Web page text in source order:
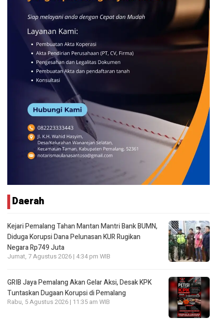
Daerah
Kejari Pemalang Tahan Mantan Mantri Bank BUMN,
Diduga Korupsi Dana Pelunasan KUR Rugikan
Negara Rp749 Juta
Jumat, 7 Agustus 2026 | 4:34 pm WIB
GRIB Jaya Pemalang Akan Gelar Aksi, Desak KPK
Tuntaskan Dugaan Korupsi di Pemalang
Rabu, 5 Agustus 2026 | 11:35 am WIB